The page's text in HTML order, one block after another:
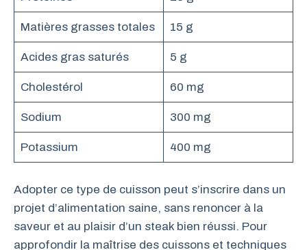
Matières grasses totales 15 g
Acides gras saturés 5 g
Cholestérol 60 mg
Sodium 300 mg
Potassium 400 mg
Adopter ce type de cuisson peut s’inscrire dans un
projet d’alimentation saine, sans renoncer à la
saveur et au plaisir d’un steak bien réussi. Pour
approfondir la maîtrise des cuissons et techniques